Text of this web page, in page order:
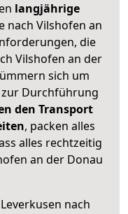
langjährige
nach Vilshofen an
die
Vilshofen an der
sich um
zur Durchführung
den Transport
, packen alles
alles rechtzeitig
an der Donau
nach